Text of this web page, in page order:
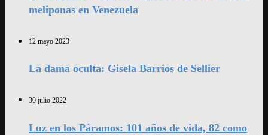
meliponas en Venezuela
12 mayo 2023
La dama oculta: Gisela Barrios de Sellier
30 julio 2022
Luz en los Páramos: 101 años de vida, 82 como